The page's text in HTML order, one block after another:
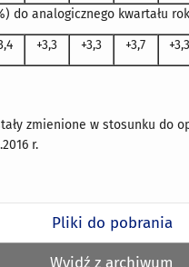
do analogicznego kwartału
+3,3 +3,3 +3,7 +3,3
zmienione w stosunku do
r.
Pliki do pobrania
Wyjdź z archiwum